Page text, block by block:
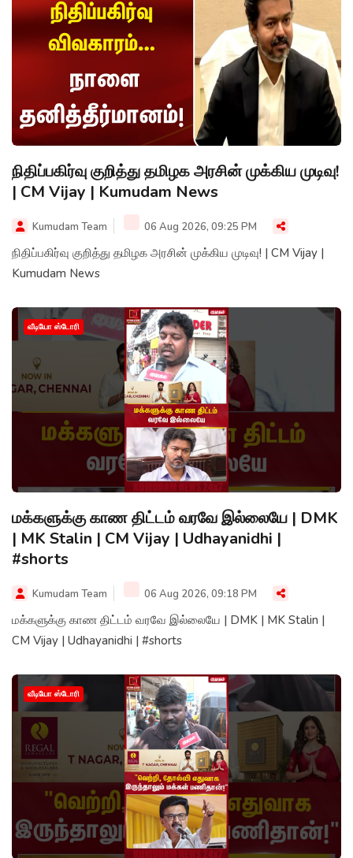
நிதிப்பகிர்வு குறித்து தமிழக அரசின் முக்கிய முடிவு!
| CM Vijay | Kumudam News
Kumudam Team 06 Aug 2026, 09:25 PM
நிதிப்பகிர்வு குறித்து தமிழக அரசின் முக்கிய முடிவு! | CM Vijay |
Kumudam News
வீடியோ ஸ்டோரி
மக்களுக்கு காண திட்டம் வரவே இல்லையே | DMK
| MK Stalin | CM Vijay | Udhayanidhi |
#shorts
Kumudam Team 06 Aug 2026, 09:18 PM
மக்களுக்கு காண திட்டம் வரவே இல்லையே | DMK | MK Stalin |
CM Vijay | Udhayanidhi | #shorts
வீடியோ ஸ்டோரி